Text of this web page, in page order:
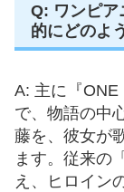
Q: ワンピア
的にどのよ
A: 主に『ONE
で、物語の中
藤を、彼女が
ます。従来の
え、ヒロイン